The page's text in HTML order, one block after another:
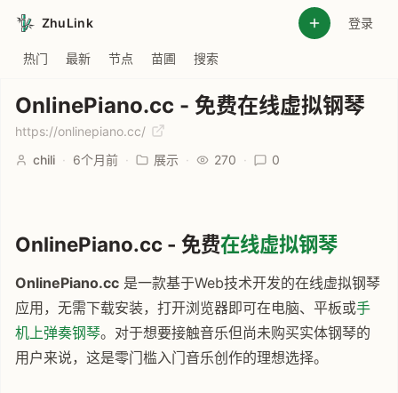
ZhuLink 登录
热门 最新 节点 苗圃 搜索
OnlinePiano.cc - 免费在线虚拟钢琴
https://onlinepiano.cc/
chili · 6个月前 · 展示 · 270 · 0
OnlinePiano.cc - 免费在线虚拟钢琴
OnlinePiano.cc 是一款基于Web技术开发的在线虚拟钢琴
应用，无需下载安装，打开浏览器即可在电脑、平板或手
机上弹奏钢琴。对于想要接触音乐但尚未购买实体钢琴的
用户来说，这是零门槛入门音乐创作的理想选择。